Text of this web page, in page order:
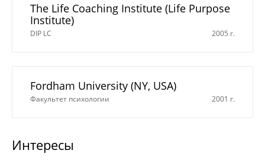
The Life Coaching Institute (Life Purpose
Institute)
DIP LC 2005 г.
Fordham University (NY, USA)
Факультет психологии 2001 г.
Интересы